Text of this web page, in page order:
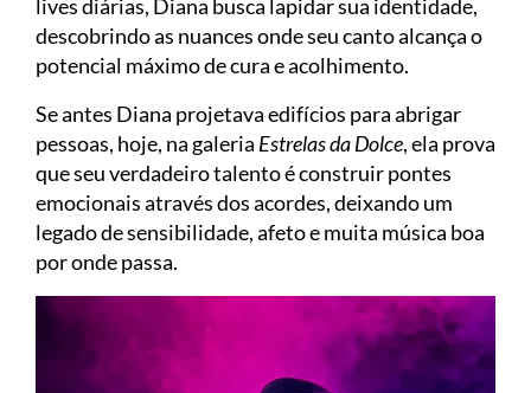
lives diárias, Diana busca lapidar sua identidade,
descobrindo as nuances onde seu canto alcança o
potencial máximo de cura e acolhimento.
Se antes Diana projetava edifícios para abrigar
pessoas, hoje, na galeria Estrelas da Dolce, ela prova
que seu verdadeiro talento é construir pontes
emocionais através dos acordes, deixando um
legado de sensibilidade, afeto e muita música boa
por onde passa.